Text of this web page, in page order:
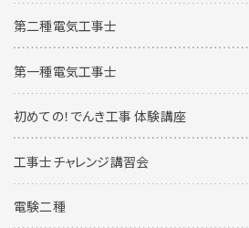
第二種電気工事士
第一種電気工事士
初めての！でんき工事 体験講座
工事士チャレンジ講習会
電験二種